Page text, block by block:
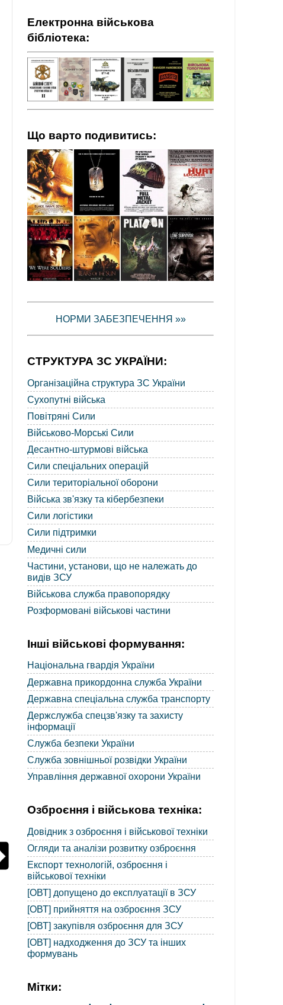
Електронна військова
бібліотека:
Що варто подивитись:
НОРМИ ЗАБЕЗПЕЧЕННЯ »»
СТРУКТУРА ЗС УКРАЇНИ:
Організаційна структура ЗС України
Сухопутні війська
Повітряні Сили
Військово-Морські Сили
Десантно-штурмові війська
Сили спеціальних операцій
Сили територіальної оборони
Війська зв'язку та кібербезпеки
Сили логістики
Сили підтримки
Медичні сили
Частини, установи, що не належать до
видів ЗСУ
Військова служба правопорядку
Розформовані військові частини
Інші військові формування:
Національна гвардія України
Державна прикордонна служба України
Державна спеціальна служба транспорту
Держслужба спецзв'язку та захисту
інформації
Служба безпеки України
Служба зовнішньої розвідки України
Управління державної охорони України
Озброєння і військова техніка:
Довідник з озброєння і військової техніки
Огляди та аналізи розвитку озброєння
Експорт технологій, озброєння і
військової техніки
[ОВТ] допущено до експлуатації в ЗСУ
[ОВТ] прийняття на озброєння ЗСУ
[ОВТ] закупівля озброєння для ЗСУ
[ОВТ] надходження до ЗСУ та інших
формувань
Мітки: